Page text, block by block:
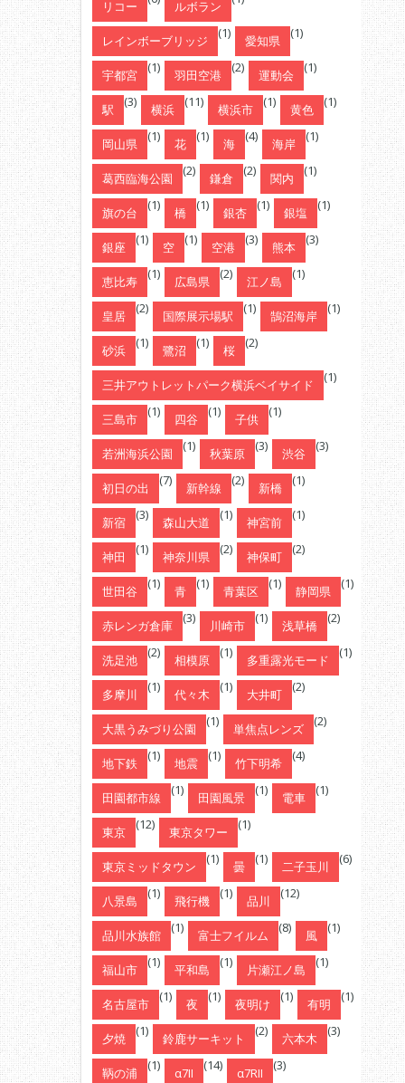
リコー ルボラン
レインボーブリッジ (1) 愛知県 (1)
宇都宮 (1) 羽田空港 (2) 運動会 (1)
駅 (3) 横浜 (11) 横浜市 (1) 黄色 (1)
岡山県 (1) 花 (1) 海 (4) 海岸 (1)
葛西臨海公園 (2) 鎌倉 (2) 関内 (1)
旗の台 (1) 橋 (1) 銀杏 (1) 銀塩 (1)
銀座 (1) 空 (1) 空港 (3) 熊本 (3)
恵比寿 (1) 広島県 (2) 江ノ島 (1)
皇居 (2) 国際展示場駅 (1) 鵠沼海岸 (1)
砂浜 (1) 鷺沼 (1) 桜 (2)
三井アウトレットパーク横浜ベイサイド (1)
三島市 (1) 四谷 (1) 子供 (1)
若洲海浜公園 (1) 秋葉原 (3) 渋谷 (3)
初日の出 (7) 新幹線 (2) 新橋 (1)
新宿 (3) 森山大道 (1) 神宮前 (1)
神田 (1) 神奈川県 (2) 神保町 (2)
世田谷 (1) 青 (1) 青葉区 (1) 静岡県 (1)
赤レンガ倉庫 (3) 川崎市 (1) 浅草橋 (2)
洗足池 (2) 相模原 (1) 多重露光モード (1)
多摩川 (1) 代々木 (1) 大井町 (2)
大黒うみづり公園 (1) 単焦点レンズ (2)
地下鉄 (1) 地震 (1) 竹下明希 (4)
田園都市線 (1) 田園風景 (1) 電車 (1)
東京 (12) 東京タワー (1)
東京ミッドタウン (1) 曇 (1) 二子玉川 (6)
八景島 (1) 飛行機 (1) 品川 (12)
品川水族館 (1) 富士フイルム (8) 風 (1)
福山市 (1) 平和島 (1) 片瀬江ノ島 (1)
名古屋市 (1) 夜 (1) 夜明け (1) 有明 (1)
夕焼 (1) 鈴鹿サーキット (2) 六本木 (3)
鞆の浦 (1) α7II (14) α7RII (3)